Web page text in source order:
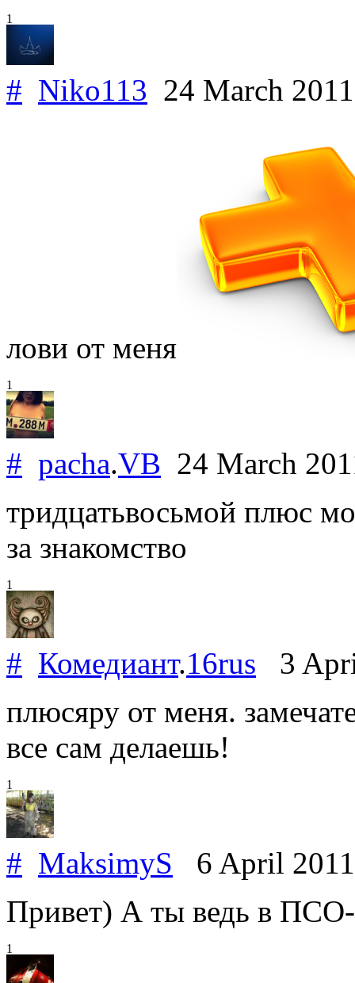
1
# Niko113 24 March
лови от меня
1
# pacha.VB 24 March
тридцатьвосьмой плюс
за знакомство
1
# Комедиант.16rus 3
плюсяру от меня.
все сам делаешь!
1
# MaksimyS 6 April
Привет) А ты ведь в
1